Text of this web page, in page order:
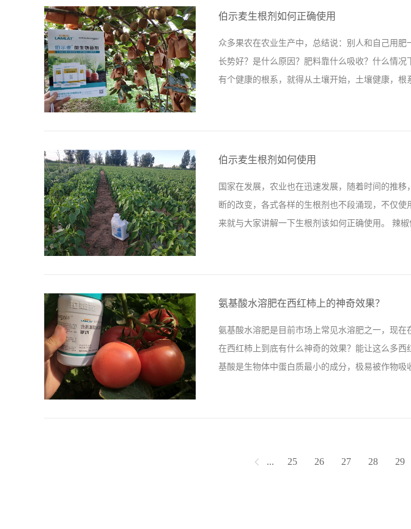
心呵护，大姜在底肥时大家使用翠姆平衡颗粒水
行冲施。 大姜使用翠姆颗粒水溶肥上述就是颗粒
们在给大姜施肥时做个参考，可能姜农会更倾向
的发展趋势，大姜的种类虽多，像红芽姜，白姜
伯示麦生根剂如何正确使用
众多果农在农业生产中，总结说：别人和自己用
长势好？是什么原因？肥料靠什么吸收？什么情
有个健康的根系，就得从土壤开始，土壤健康，
化肥，每亩地用多少，自己也跟着用多少，这样
到今年一直使用的伯示麦生根剂，在没有使用前
了，叶片又厚又绿，结的桃子也是又大又多，看
自己的果园使用伯示麦生根剂和市场上普通复合肥
伯示麦生根剂如何使用
国家在发展，农业也在迅速发展，随着时间的推
断的改变，各式各样的生根剂也不段涌现，不仅
来就与大家讲解一下生根剂该如何正确使用。 辣
是也在地里铺上滴灌设备，开始找一些滴灌肥去
量不算大，但效果非常明显，使用伯示麦生根剂
时浓绿，当我滴灌了第二次后，辣椒根系发达，
果真的很不错，使用量不多，但效果确实好的，
氨基酸水溶肥在西红柿上的神奇效果？
氨基酸水溶肥是目前市场上常见水溶肥之一，现
在西红柿上到底有什么神奇的效果？能让这么多
基酸是生物体中蛋白质最小的成分，极易被作物
态氮需要先转化成硝态氮才能被吸收利用是一样
... 25 26 27 28 29